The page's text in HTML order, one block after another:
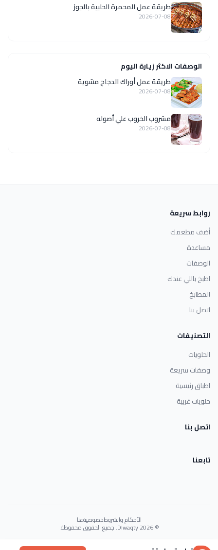
طريقة عمل المحمرة الحلبية بالجوز
2026-07-08
الوصفات الاكثر زيارة اليوم
طريقة عمل أوراك الدجاج مشوية
2026-07-08
مشروب الخروب علي أصوله
2026-07-08
روابط سريعة
أضف مطعمك
مساعدة
الوصفات
اطبخ باللي عندك
المطابخ
اتصل بنا
التصنيفات
الحلويات
وصفات سريعة
اطباق رئيسية
حلويات غربية
اتصل بنا
تابعنا
الأحكام والشروطخصوصيةعنا
© 2026 Dlwaqty. جميع الحقوق محفوظة.
Powered byGAIT